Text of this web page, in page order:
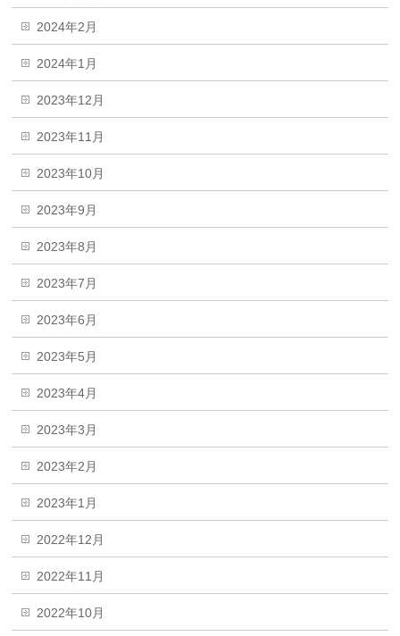
2024年2月
2024年1月
2023年12月
2023年11月
2023年10月
2023年9月
2023年8月
2023年7月
2023年6月
2023年5月
2023年4月
2023年3月
2023年2月
2023年1月
2022年12月
2022年11月
2022年10月